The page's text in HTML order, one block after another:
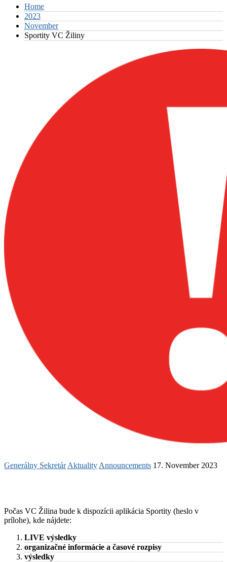
Home
2023
November
Sportity VC Žiliny
Generálny Sekretár Aktuality Announcements 17. November 2023
Počas VC Žilina bude k dispozícii aplikácia Sportity (heslo v
prílohe), kde nájdete:
LIVE výsledky
organizačné informácie a časové rozpisy
výsledky